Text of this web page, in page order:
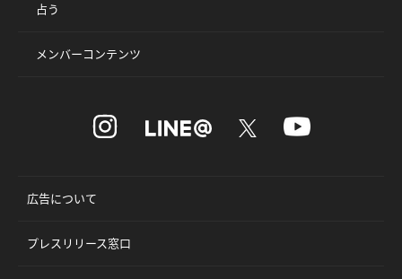
占う
メンバーコンテンツ
広告について
プレスリリース窓口